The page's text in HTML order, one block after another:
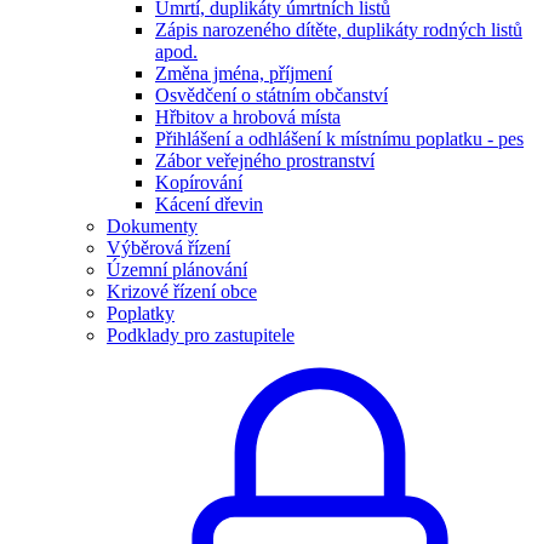
Úmrtí, duplikáty úmrtních listů
Zápis narozeného dítěte, duplikáty rodných listů
apod.
Změna jména, příjmení
Osvědčení o státním občanství
Hřbitov a hrobová místa
Přihlášení a odhlášení k místnímu poplatku - pes
Zábor veřejného prostranství
Kopírování
Kácení dřevin
Dokumenty
Výběrová řízení
Územní plánování
Krizové řízení obce
Poplatky
Podklady pro zastupitele